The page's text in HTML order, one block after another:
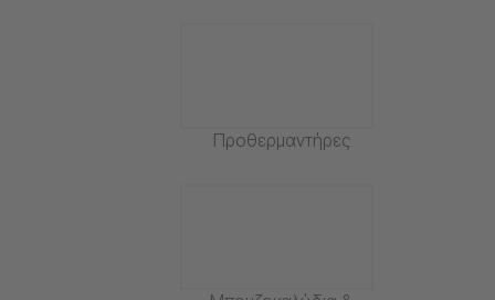
Προθερμαντήρες